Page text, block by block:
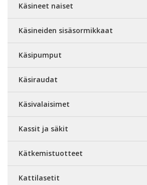
Käsineet naiset
Käsineiden sisäsormikkaat
Käsipumput
Käsiraudat
Käsivalaisimet
Kassit ja säkit
Kätkemistuotteet
Kattilasetit